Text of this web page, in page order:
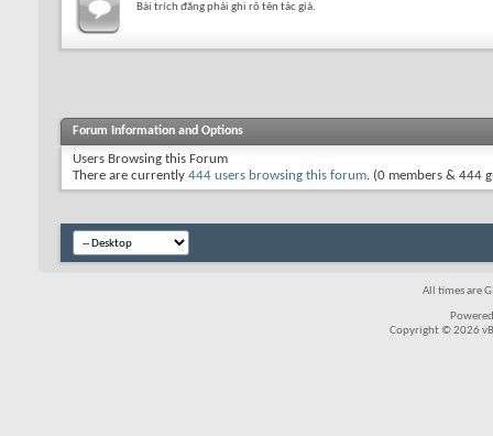
Bài trích đăng phải ghi rõ tên tác giả.
Forum Information and Options
Users Browsing this Forum
There are currently 444 users browsing this forum. (0 members & 444
All times are
Copyright © 2026